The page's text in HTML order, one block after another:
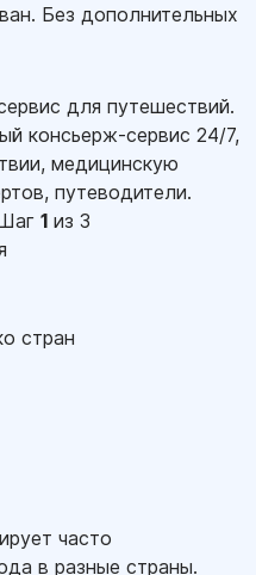
Без дополнительных
для путешествий.
консьерж-сервис 24/7,
медицинскую
путеводители.
1 из 3
стран
часто
в разные страны.